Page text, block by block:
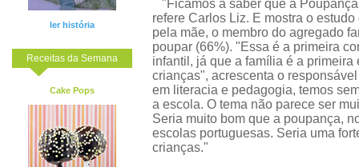
ler história
Receitas da Semana
Cake Pops
"Ficámos a saber que a
refere Carlos Liz. E mostra o
pela mãe, o membro do agregado
poupar (66%). "Essa é a primeira
infantil, já que a família é a
crianças", acrescenta o
em literacia e pedagogia, temos
a escola. O tema não parece ser
Seria muito bom que a poupança,
escolas portuguesas. Seria uma
crianças."